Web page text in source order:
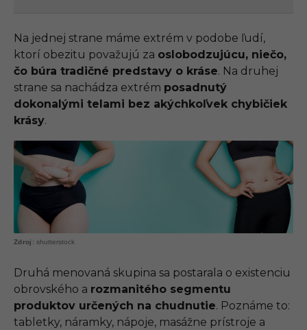
Na jednej strane máme extrém v podobe ľudí,
ktorí obezitu považujú za oslobodzujúcu, niečo,
čo búra tradičné predstavy o kráse. Na druhej
strane sa nachádza extrém posadnutý
dokonalými telami bez akýchkoľvek chybičiek
krásy.
shutterstock
Druhá menovaná skupina sa postarala o existenciu
obrovského a rozmanitého segmentu
produktov určených na chudnutie. Poznáme to:
tabletky, náramky, nápoje, masážne prístroje a